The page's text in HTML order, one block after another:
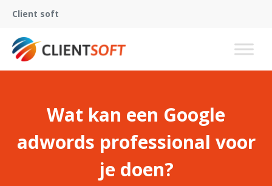
Client soft
Wat kan een Google
adwords professional voor
je doen?